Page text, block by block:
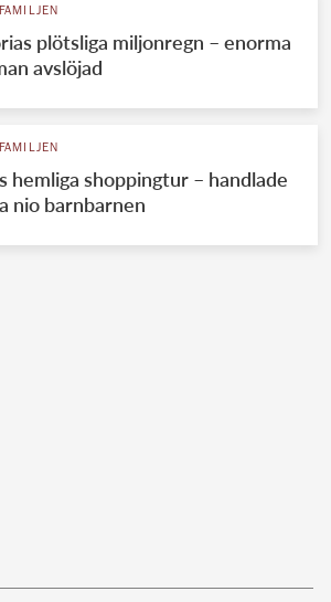
plötsliga miljonregn – enorma
avslöjad
hemliga shoppingtur – handlade
nio barnbarnen